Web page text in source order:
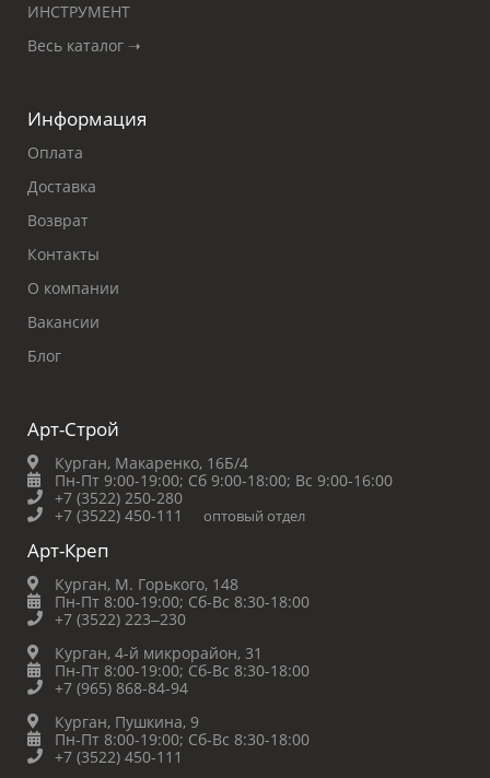
ИНСТРУМЕНТ
Весь каталог ➝
Информация
Оплата
Доставка
Возврат
Контакты
О компании
Вакансии
Блог
Арт-Строй
Курган, Макаренко, 16Б/4
Пн-Пт 9:00-19:00; Сб 9:00-18:00; Вс 9:00-16:00
+7 (3522) 250-280
+7 (3522) 450-111
оптовый отдел
Арт-Креп
Курган, М. Горького, 148
Пн-Пт 8:00-19:00; Сб-Вс 8:30-18:00
+7 (3522) 223‒230
Курган, 4-й микрорайон, 31
Пн-Пт 8:00-19:00; Сб-Вс 8:30-18:00
+7 (965) 868-84-94
Курган, Пушкина, 9
Пн-Пт 8:00-19:00; Сб-Вс 8:30-18:00
+7 (3522) 450-111